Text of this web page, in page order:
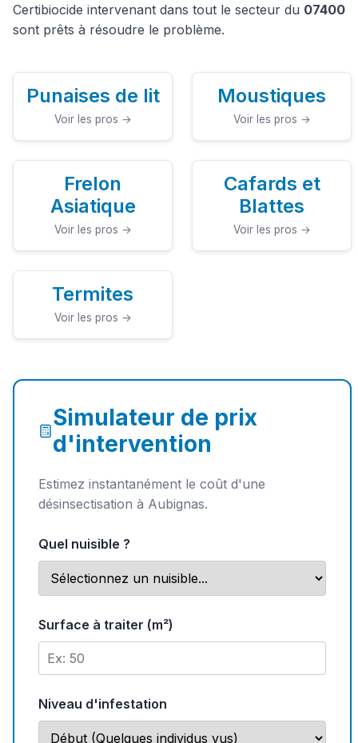
Certibiocide intervenant dans tout le secteur du 07400
sont prêts à résoudre le problème.
Punaises de lit
Voir les pros →
Moustiques
Voir les pros →
Frelon
Asiatique
Voir les pros →
Cafards et
Blattes
Voir les pros →
Termites
Voir les pros →
Simulateur de prix
d'intervention
Estimez instantanément le coût d'une
désinsectisation à Aubignas.
Quel nuisible ?
Surface à traiter (m²)
Niveau d'infestation